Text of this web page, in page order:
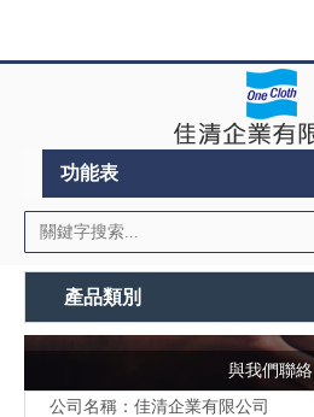
功能表
產品類別
與我們聯絡
公司名稱：佳清企業有限公司